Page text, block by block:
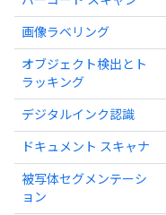
画像ラベリング
オブジェクト検出とト
ラッキング
デジタルインク認識
ドキュメント スキャナ
被写体セグメンテーシ
ョン